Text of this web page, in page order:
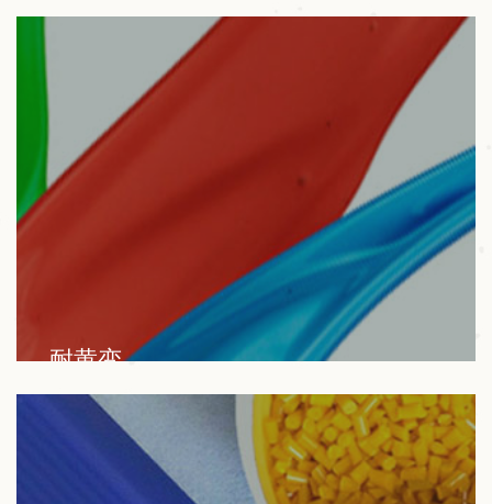
我们的产品广泛应用于生物降解材料、色母粒、塑
料、油漆、涂料、色浆、油墨等行业。
耐黄变
我们的产品广泛应用于生物降解材料、色母粒、塑
料、油漆、涂料、色浆、油墨等行业。